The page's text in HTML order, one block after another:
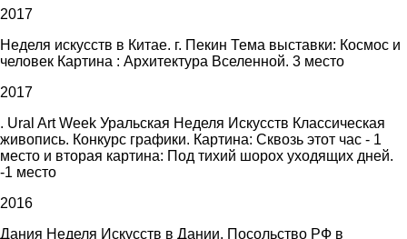
2017
Неделя искусств в Китае. г. Пекин Тема выставки: Космос и
человек Картина : Архитектура Вселенной. 3 место
2017
. Ural Art Week Уральская Неделя Искусств Классическая
живопись. Конкурс графики. Картина: Сквозь этот час - 1
место и вторая картина: Под тихий шорох уходящих дней.
-1 место
2016
Дания Неделя Искусств в Дании. Посольство РФ в